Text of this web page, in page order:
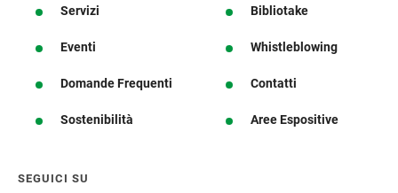
Servizi Bibliotake
Eventi Whistleblowing
Domande Frequenti Contatti
Sostenibilità Aree Espositive
SEGUICI SU